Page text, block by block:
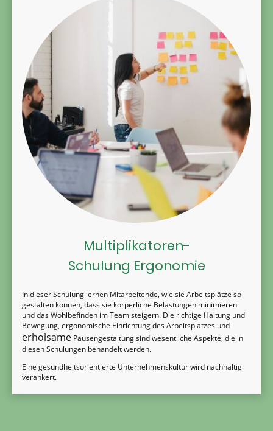
Multiplikatoren-
Schulung Ergonomie
In dieser Schulung lernen Mitarbeitende, wie sie Arbeitsplätze so
gestalten können, dass sie körperliche Belastungen minimieren
und das Wohlbefinden im Team steigern. Die richtige Haltung und
Bewegung, ergonomische Einrichtung des Arbeitsplatzes und
erholsame Pausengestaltung sind wesentliche Aspekte, die in
diesen Schulungen behandelt werden.
Eine gesundheitsorientierte Unternehmenskultur wird nachhaltig
verankert.